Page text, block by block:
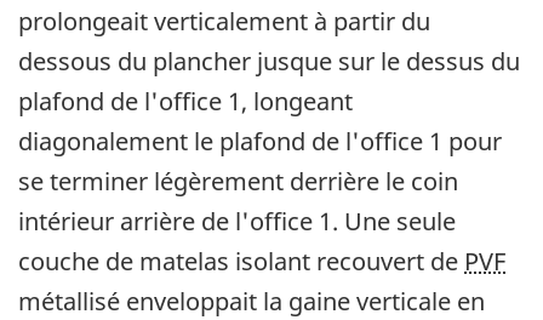
prolongeait verticalement à partir du
dessous du plancher jusque sur le dessus du
plafond de l'office 1, longeant
diagonalement le plafond de l'office 1 pour
se terminer légèrement derrière le coin
intérieur arrière de l'office 1. Une seule
couche de matelas isolant recouvert de PVF
métallisé enveloppait la gaine verticale en